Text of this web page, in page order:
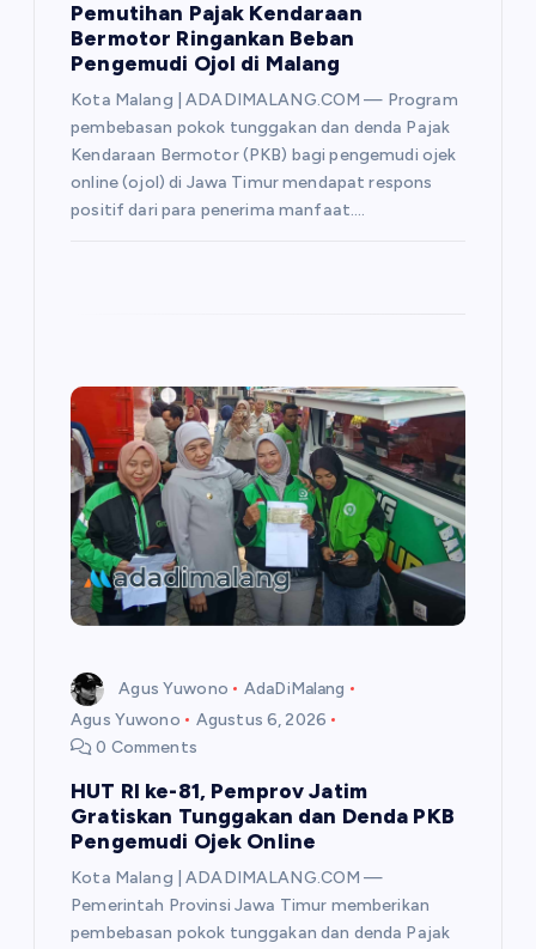
Pemutihan Pajak Kendaraan
Bermotor Ringankan Beban
Pengemudi Ojol di Malang
Kota Malang | ADADIMALANG.COM — Program
pembebasan pokok tunggakan dan denda Pajak
Kendaraan Bermotor (PKB) bagi pengemudi ojek
online (ojol) di Jawa Timur mendapat respons
positif dari para penerima manfaat.…
Agus Yuwono
AdaDiMalang
Agus Yuwono
Agustus 6, 2026
0 Comments
HUT RI ke-81, Pemprov Jatim
Gratiskan Tunggakan dan Denda PKB
Pengemudi Ojek Online
Kota Malang | ADADIMALANG.COM —
Pemerintah Provinsi Jawa Timur memberikan
pembebasan pokok tunggakan dan denda Pajak